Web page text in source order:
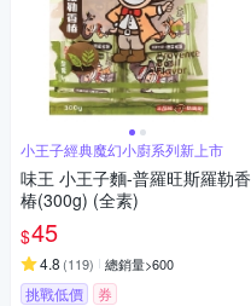
小王子經典魔幻小廚系列新上市
味王 小王子麵-普羅旺斯羅勒香
椿(300g) (全素)
$45
4.8 (119) 總銷量>600
挑戰低價 券